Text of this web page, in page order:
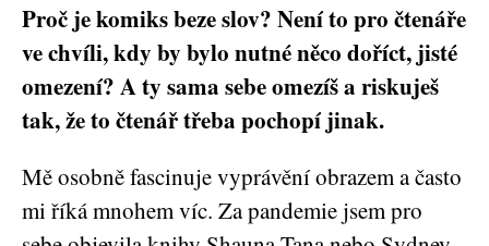
Proč je komiks beze slov? Není to pro čtenáře
ve chvíli, kdy by bylo nutné něco doříct, jisté
omezení? A ty sama sebe omezíš a riskuješ
tak, že to čtenář třeba pochopí jinak.
Mě osob­ně fas­ci­nu­je vyprá­vě­ní obra­zem a čas­to
mi říká mno­hem víc. Za pan­de­mie jsem pro